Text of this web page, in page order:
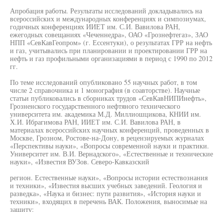
Апробация работы. Результаты исследований докладывались на
всероссийских и международных конференциях и симпозиумах,
годичных конференциях ИИЕТ им. С.И. Вавилова РАН,
ежегодных совещаниях «Чеченнедра», ОАО «Грознефтегаз», ЗАО
НПП «СевКавГеопром» (г. Ессентуки), о результатах ГРР на нефть
и газ, учитывались при планировании и проектировании ГРР на
нефть и газ профильными организациями в период с 1990 по 2012
гг.
По теме исследований опубликовано 55 научных работ, в том
числе 2 справочника и 1 монография (в соавторстве). Научные
статьи публиковались в сборниках трудов «СевКавНИПИнефть»,
Грозненского государственного нефтяного технического
университета им. академика М.Д. Миллиошцикова, КНИИ им.
Х.И. Ибрагимова РАН, ИИЕТ им. С.И. Вавилова РАН, в
материалах всероссийских научных конференций, проведенных в
Москве, Грозном, Ростове-на-Дону, в рецензируемых журналах
«Перспективы науки», «Вопросы современной науки и практики.
Университет им. В.И. Вернадского», «Естественные и технические
науки», «Известия ВУЗов. Северо-Кавказский
регион. Естественные науки», «Вопросы истории естествознания
и техники», «Известия высших учебных заведений. Геология и
разведка», «Наука и бизнес: пути развития», «История науки и
техники», входящих в перечень ВАК. Положения, выносимые на
защиту: